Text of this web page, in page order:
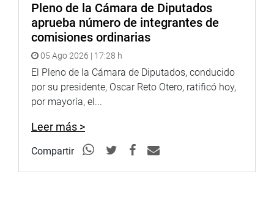
Pleno de la Cámara de Diputados
aprueba número de integrantes de
comisiones ordinarias
05 Ago 2026 | 17:28 h
El Pleno de la Cámara de Diputados, conducido
por su presidente, Oscar Reto Otero, ratificó hoy,
por mayoría, el...
Leer más >
Compartir